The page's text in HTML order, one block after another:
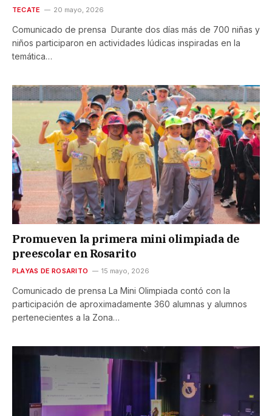
TECATE 20 mayo, 2026
Comunicado de prensa Durante dos días más de 700 niñas y
niños participaron en actividades lúdicas inspiradas en la
temática…
Promueven la primera mini olimpiada de
preescolar en Rosarito
PLAYAS DE ROSARITO 15 mayo, 2026
Comunicado de prensa La Mini Olimpiada contó con la
participación de aproximadamente 360 alumnas y alumnos
pertenecientes a la Zona…